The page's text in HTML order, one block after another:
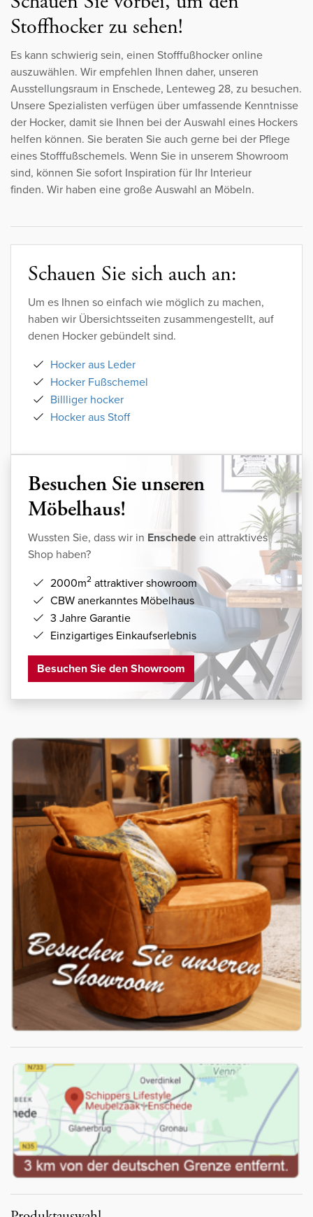
Stoffhocker zu sehen!
Es kann schwierig sein, einen Stofffußhocker online
auszuwählen. Wir empfehlen Ihnen daher, unseren
Ausstellungsraum in Enschede, Lenteweg 28, zu besuchen.
Unsere Spezialisten verfügen über umfassende Kenntnisse
der Hocker, damit sie Ihnen bei der Auswahl eines Hockers
helfen können. Sie beraten Sie auch gerne bei der Pflege
eines Stofffußschemels. Wenn Sie in unserem Showroom
sind, können Sie sofort Inspiration für Ihr Interieur
finden. Wir haben eine große Auswahl an Möbeln.
Schauen Sie sich auch an:
Um es Ihnen so einfach wie möglich zu machen,
haben wir Übersichtsseiten zusammengestellt, auf
denen Hocker gebündelt sind.
Hocker aus Leder
Hocker Fußschemel
Billliger hocker
Hocker aus Stoff
Besuchen Sie unseren
Möbelhaus!
Wussten Sie, dass wir in Enschedeein attraktives
Shop haben?
2000m2 attraktiver showroom
CBW anerkanntes Möbelhaus
3 Jahre Garantie
Einzigartiges Einkaufserlebnis
Besuchen Sie den Showroom